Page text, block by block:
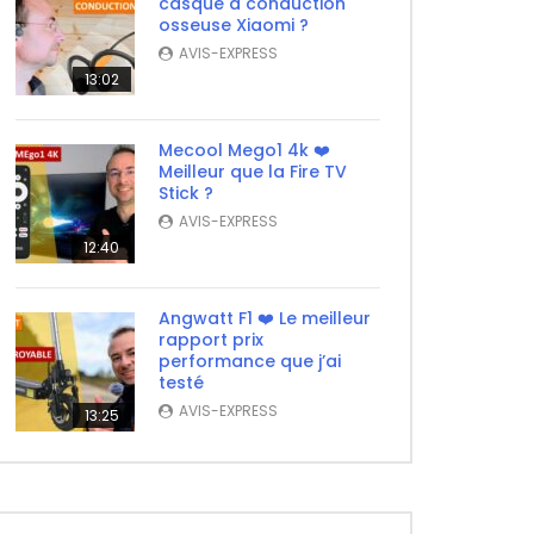
13:02
osseuse Xiaomi ?
AVIS-EXPRESS
12:40
Mecool Mego1 4k ❤️
Meilleur que la Fire TV
Stick ?
AVIS-EXPRESS
13:25
Angwatt F1 ❤️ Le meilleur
rapport prix
performance que j’ai
testé
AVIS-EXPRESS